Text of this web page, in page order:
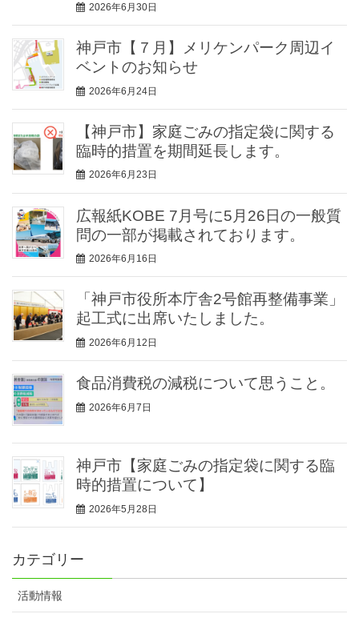
2026年6月30日
神戸市【７月】メリケンパーク周辺イ
ベントのお知らせ
2026年6月24日
【神戸市】家庭ごみの指定袋に関する
臨時的措置を期間延長します。
2026年6月23日
広報紙KOBE 7月号に5月26日の一般質
問の一部が掲載されております。
2026年6月16日
「神戸市役所本庁舎2号館再整備事業」
起工式に出席いたしました。
2026年6月12日
食品消費税の減税について思うこと。
2026年6月7日
神戸市【家庭ごみの指定袋に関する臨
時的措置について】
2026年5月28日
カテゴリー
活動情報